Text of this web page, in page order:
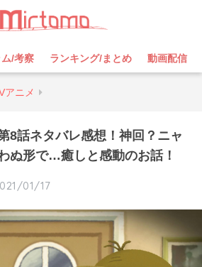
ム/考察 ランキング/まとめ 動画配信
アニメ
8話ネタバレ感想！神回？ニャ
ぬ形で…癒しと感動のお話！
01/17